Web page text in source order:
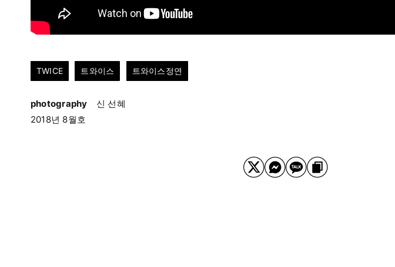
TWICE 트와이스 트와이스정연
photography
신 선혜
2018년 8월호